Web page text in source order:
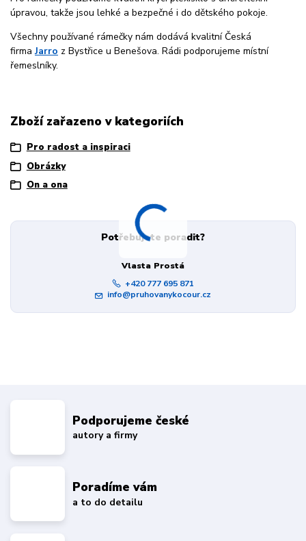
úpravou, takže jsou lehké a bezpečné i do dětského pokoje.
Všechny používané rámečky nám dodává kvalitní Česká
firmaJarro z Bystřice u Benešova. Rádi podporujeme místní
řemeslníky.
Zboží zařazeno v kategoriích
Pro radost a inspiraci
Obrázky
On a ona
Potřebujete poradit?
Vlasta Prostá
+420 777 695 871
info@pruhovanykocour.cz
Podporujeme české
autory a firmy
Poradíme vám
a to do detailu